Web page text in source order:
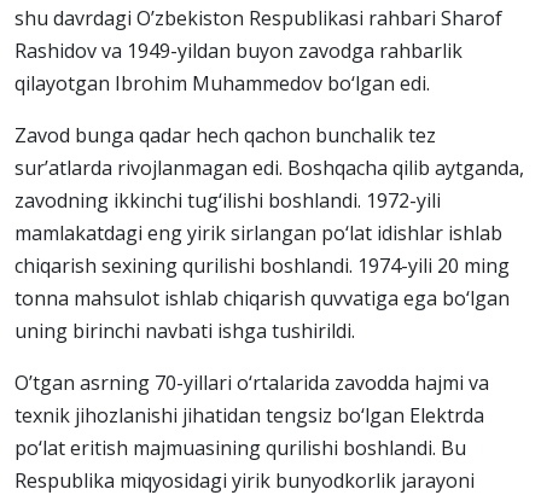
shu davrdagi O’zbekiston Respublikasi rahbari Sharof
Rashidov va 1949-yildan buyon zavodga rahbarlik
qilayotgan Ibrohim Muhammedov bo‘lgan edi.
Zavod bunga qadar hech qachon bunchalik tez
sur’atlarda rivojlanmagan edi. Boshqacha qilib aytganda,
zavodning ikkinchi tug‘ilishi boshlandi. 1972-yili
mamlakatdagi eng yirik sirlangan po‘lat idishlar ishlab
chiqarish sexining qurilishi boshlandi. 1974-yili 20 ming
tonna mahsulot ishlab chiqarish quvvatiga ega bo‘lgan
uning birinchi navbati ishga tushirildi.
O’tgan asrning 70-yillari o‘rtalarida zavodda hajmi va
texnik jihozlanishi jihatidan tengsiz bo‘lgan Elektrda
po‘lat eritish majmuasining qurilishi boshlandi. Bu
Respublika miqyosidagi yirik bunyodkorlik jarayoni